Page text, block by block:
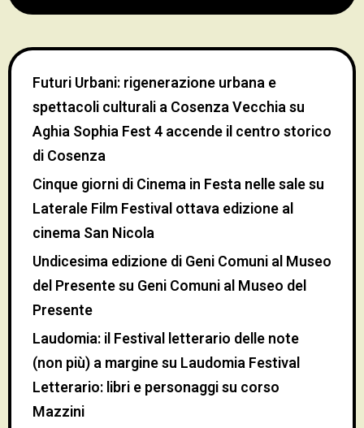
Futuri Urbani: rigenerazione urbana e
spettacoli culturali a Cosenza Vecchiasu
Aghia Sophia Fest 4 accende il centro storico
di Cosenza
Cinque giorni di Cinema in Festa nelle salesu
Laterale Film Festival ottava edizione al
cinema San Nicola
Undicesima edizione di Geni Comuni al Museo
del Presentesu Geni Comuni al Museo del
Presente
Laudomia: il Festival letterario delle note
(non più) a marginesu Laudomia Festival
Letterario: libri e personaggi su corso
Mazzini